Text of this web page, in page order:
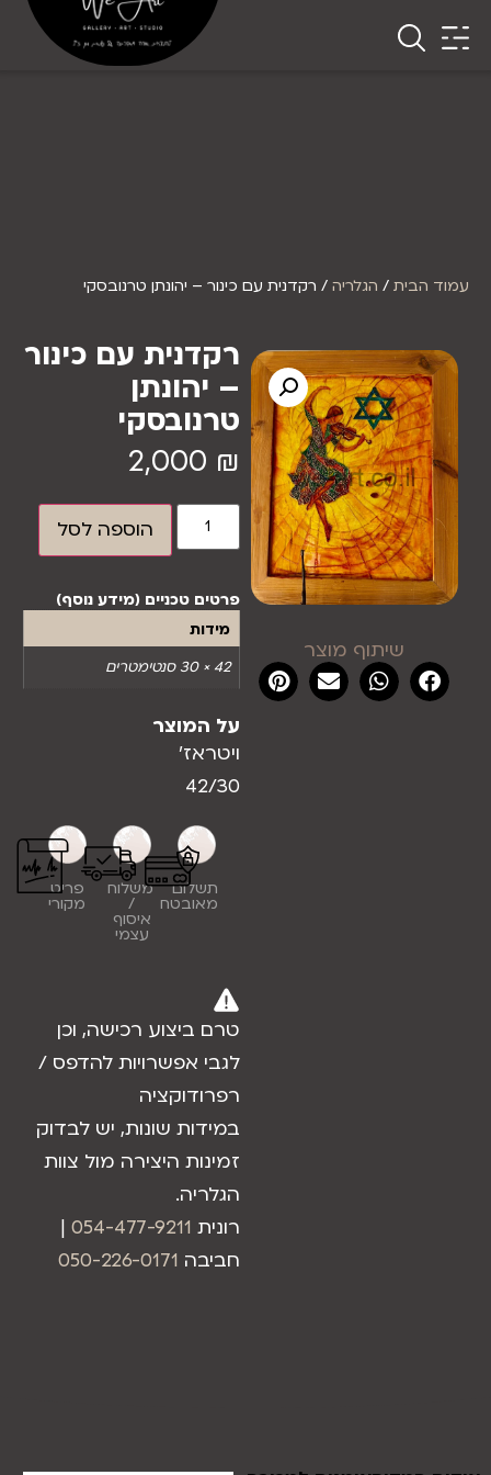
עמוד הבית / הגלריה / רקדנית עם כינור – יהונתן טרנובסקי
שיתוף מוצר
רקדנית עם כינור
– יהונתן
טרנובסקי
2,000 ₪
הוספה לסל
פרטים טכניים (מידע נוסף)
מידות
42 × 30 סנטימטרים
על המוצר
ויטראז'
42/30
תשלום
מאובטח
משלוח
/
איסוף
עצמי
פריט
מקורי
טרם ביצוע רכישה, וכן
לגבי אפשרויות להדפס /
רפרודוקציה
במידות שונות, יש לבדוק
זמינות היצירה מול צוות
הגלריה.
רונית 054-477-9211
|
חביבה 050-226-0171